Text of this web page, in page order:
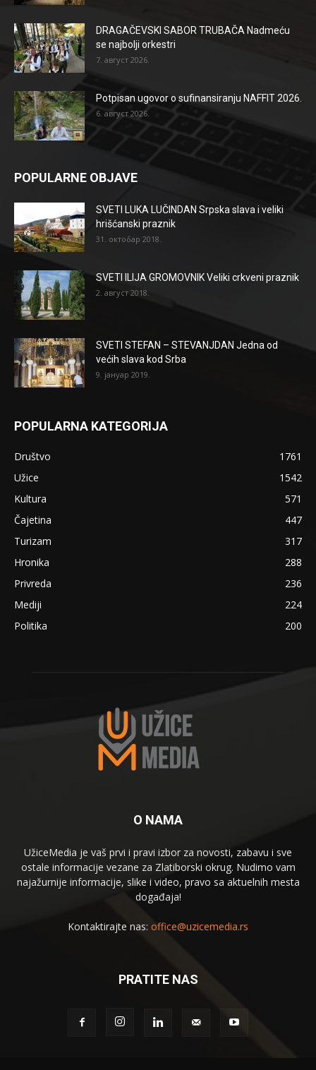
DRAGAČEVSKI SABOR TRUBAČA Nadmeću
se najbolji orkestri
7. август 2026.
Potpisan ugovor o sufinansiranju NAFFIT 2026.
6. август 2026.
POPULARNE OBJAVE
SVETI LUKA LUČINDAN Srpska slava i veliki
hrišćanski praznik
31. октобар 2018.
SVETI ILIJA GROMOVNIK Veliki crkveni praznik
2. август 2018.
SVETI STEFAN – STEVANJDAN Jedna od
većih slava kod Srba
9. јануар 2019.
POPULARNA KATEGORIJA
Društvo
1761
Užice
1542
Kultura
571
Čajetina
447
Turizam
317
Hronika
288
Privreda
236
Mediji
224
Politika
200
O NAMA
UžiceMedia je vaš prvi i pravi izbor za novosti, zabavu i sve
ostale informacije vezane za Zlatiborski okrug. Nudimo vam
najažurnije informacije, slike i video, pravo sa aktuelnih mesta
događaja!
Kontaktirajte nas: office@uzicemedia.rs
PRATITE NAS